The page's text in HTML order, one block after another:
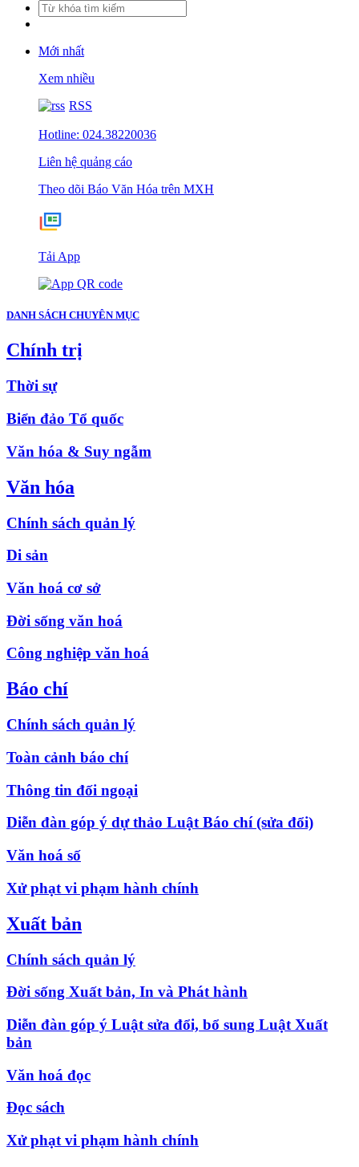
Mới nhất
Xem nhiều
RSS
Hotline: 024.38220036
Liên hệ quảng cáo
Theo dõi Báo Văn Hóa trên MXH
Tải App
DANH SÁCH CHUYÊN MỤC
Chính trị
Thời sự
Biển đảo Tổ quốc
Văn hóa & Suy ngẫm
Văn hóa
Chính sách quản lý
Di sản
Văn hoá cơ sở
Đời sống văn hoá
Công nghiệp văn hoá
Báo chí
Chính sách quản lý
Toàn cảnh báo chí
Thông tin đối ngoại
Diễn đàn góp ý dự thảo Luật Báo chí (sửa đổi)
Văn hoá số
Xử phạt vi phạm hành chính
Xuất bản
Chính sách quản lý
Đời sống Xuất bản, In và Phát hành
Diễn đàn góp ý Luật sửa đổi, bổ sung Luật Xuất
bản
Văn hoá đọc
Đọc sách
Xử phạt vi phạm hành chính